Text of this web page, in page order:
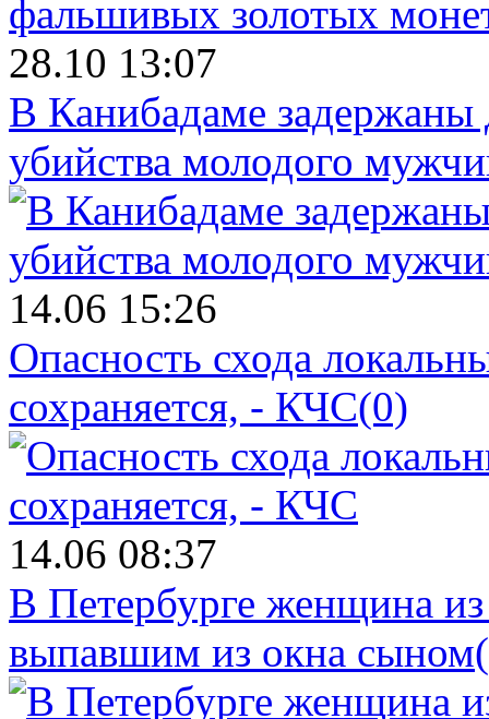
28.10 13:07
В Канибадаме задержаны
убийства молодого
14.06 15:26
Опасность схода
сохраняется, - КЧС(0)
14.06 08:37
В Петербурге женщина
выпавшим из окна сыном